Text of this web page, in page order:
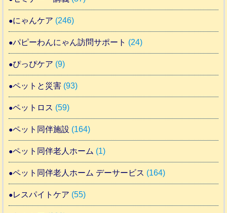
にゃんケア (246)
パピーわんにゃん訪問サポート (24)
ぴっぴケア (9)
ペットと災害 (93)
ペットロス (59)
ペット同伴施設 (164)
ペット同伴老人ホーム (1)
ペット同伴老人ホーム デーサービス (164)
レスパイトケア (55)